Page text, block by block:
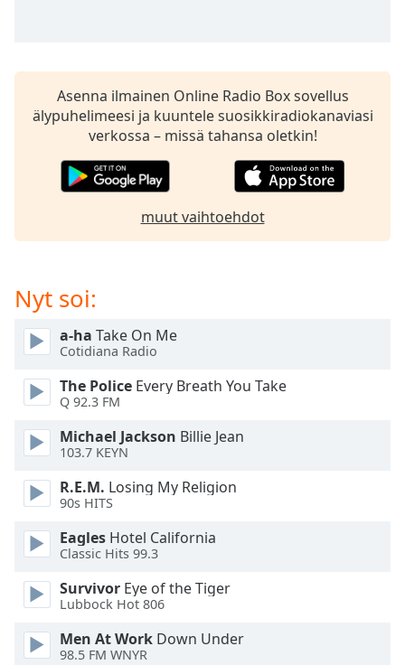
selected
modal
window.
Beginning
window.
Escape
cancel
close
Color
Asenna ilmainen Online Radio Box sovellus
älypuhelimeesi ja kuuntele suosikkiradiokanaviasi
verkossa – missä tahansa oletkin!
muut vaihtoehdot
Nyt soi:
a-ha Take On Me
Cotidiana Radio
The Police Every Breath You Take
Q 92.3 FM
Michael Jackson Billie Jean
103.7 KEYN
R.E.M. Losing My Religion
90s HITS
Eagles Hotel California
Classic Hits 99.3
Survivor Eye of the Tiger
Lubbock Hot 806
Men At Work Down Under
98.5 FM WNYR